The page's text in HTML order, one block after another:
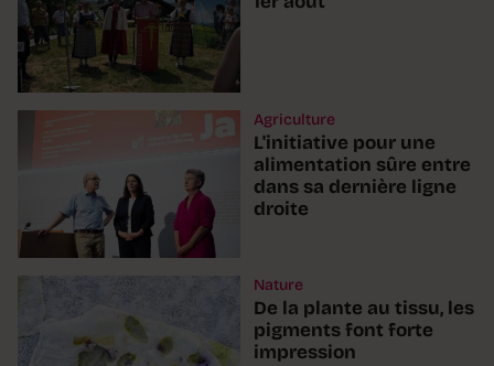
Agriculture
L'initiative pour une
alimentation sûre entre
dans sa dernière ligne
droite
Nature
De la plante au tissu, les
pigments font forte
impression